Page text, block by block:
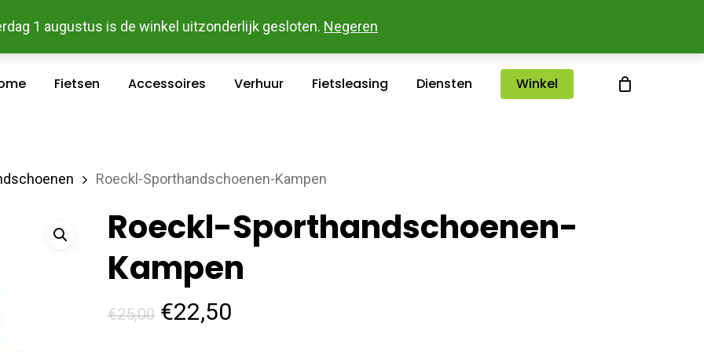
1 augustus is de winkel uitzonderlijk gesloten. Negeren
En Betaal Makkelijk Online - Gratis Levering In Groot Kasterlee
Fietsen Accessoires Verhuur Fietsleasing Diensten Winkel
Roeckl-Sporthandschoenen-Kampen
Roeckl-Sporthandschoenen-
Kampen
€25,00 Oorspronkelijke
€22,50Huidige